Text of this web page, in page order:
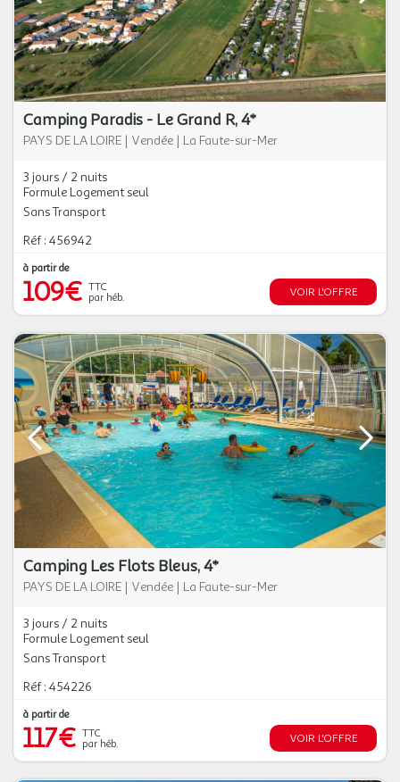
Camping Paradis - Le Grand R, 4*
PAYS DE LA LOIRE | Vendée | La Faute-sur-Mer
3 jours / 2 nuits
Formule Logement seul
Sans Transport
Réf : 456942
à partir de
109€ TTC
par héb.
VOIR L'OFFRE
Camping Les Flots Bleus, 4*
PAYS DE LA LOIRE | Vendée | La Faute-sur-Mer
3 jours / 2 nuits
Formule Logement seul
Sans Transport
Réf : 454226
à partir de
117€ TTC
par héb.
VOIR L'OFFRE